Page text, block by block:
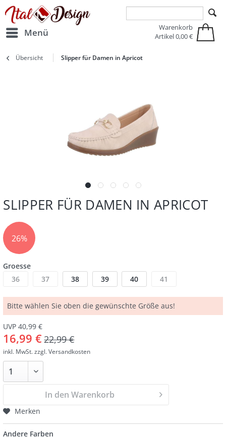
Zur Hauptnavigation springen Zum Hauptinhalt springen
Menü
Warenkorb
Artikel0,00 €
Übersicht Slipper für Damen in Apricot
SLIPPER FÜR DAMEN IN APRICOT
26%
Groesse
36
37 38 39 40 41
Bitte wählen Sie oben die gewünschte Größe aus!
UVP 40,99 €
16,99 € 22,99 €
inkl. MwSt.zzgl. Versandkosten
In den Warenkorb
Merken
Andere Farben